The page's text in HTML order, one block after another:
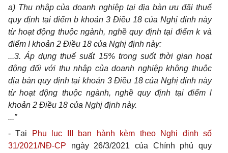
a) Thu nhập của doanh nghiệp tại địa bàn ưu đãi thuế
quy định tại điểm b khoản 3 Điều 18 của Nghị định này
từ hoạt động thuộc ngành, nghề quy định tại điểm k và
điểm I khoản 2 Điều 18 của Nghị định này:
...3. Áp dụng thuế suất 15% trong suốt thời gian hoạt
động đối với thu nhập của doanh nghiệp không thuộc
địa bàn quy định tại khoản 3 Điều 18 của Nghị định này
từ hoạt động thuộc ngành, nghề quy định tại điểm l
khoản 2 Điều 18 của Nghị định này.
...”
- Tại
Phụ lục III ban hành kèm theo Nghị định số
31/2021/NĐ-CP ngày 26/3/2021 của Chính phủ quy